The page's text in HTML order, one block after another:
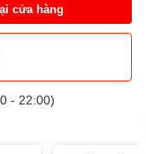
cửa hàng
- 22:00)